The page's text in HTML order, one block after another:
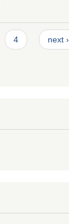
4 next ›